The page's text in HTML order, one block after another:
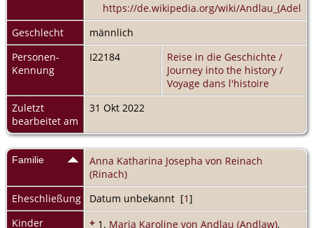
https://de.wikipedia.org/wiki/
Geschlecht
männlich
Personen-
Kennung
I22184
Reise in die Geschichte /
Journey into the history /
Voyage dans l'histoire
Zuletzt
bearbeitet am
31 Okt 2022
Familie
Anna Katharina Josepha von Reinach
(Rinach)
Eheschließung
Datum unbekannt [1]
Kinder
+ 1. Maria Karoline von Andlau (Andlaw),